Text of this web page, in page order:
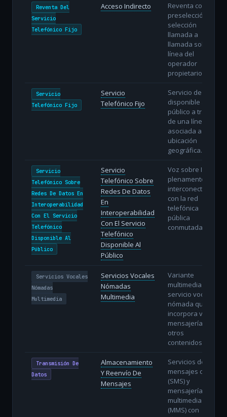
Reventa Del
Servicio
Telefónico Fijo
Acceso Indirecto
Reventa con
preselección o
selección
llamada a
llamada sobre la
línea del
operador
propietario.
Servicio
Telefónico Fijo
Servicio
Telefónico Fijo
Servicio de voz
disponible al
público a través
de una línea fija
asociada a una
ubicación
geográfica.
Servicio
Telefónico Sobre
Redes De Datos En
Interoperabilidad
Con El Servicio
Telefónico
Disponible Al
Público
Servicio
Telefónico Sobre
Redes De Datos
En
Interoperabilidad
Con El Servicio
Telefónico
Disponible Al
Público
Voz sobre IP
plenamente
interconectada
con la red
telefónica
pública
conmutada.
Servicios Vocales
Nómadas
Multimedia
Servicios Vocales
Nómadas
Multimedia
Variante
multimedia del
servicio vocal
nómada que
incorpora vídeo,
mensajería y
otros
contenidos.
Transmisión De
Datos
Almacenamiento
Y Reenvío De
Mensajes
Servicios de
mensajes cortos
(SMS) y
mensajería
multimedia
(MMS) con